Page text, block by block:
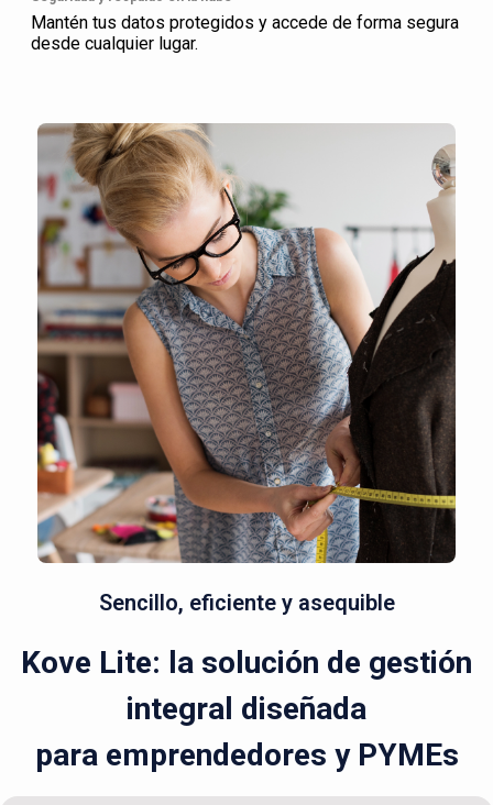
Mantén tus datos protegidos y accede de forma segura
desde cualquier lugar.
Sencillo, eficiente y asequible
Kove Lite: la solución de gestión
integral diseñada
para emprendedores y PYMEs